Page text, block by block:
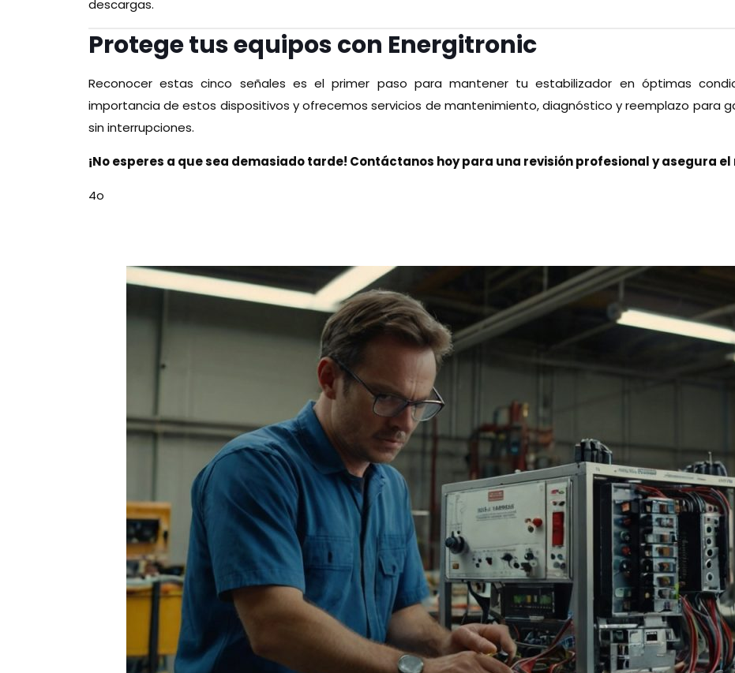
descargas.
Protege tus equipos con Energitronic
Reconocer estas cinco señales es el primer paso para mantener tu estabilizador en óptimas
importancia de estos dispositivos y ofrecemos servicios de mantenimiento, diagnóstico y reemplazo para
sin interrupciones.
¡No esperes a que sea demasiado tarde! Contáctanos hoy para una revisión profesional y asegura
4o